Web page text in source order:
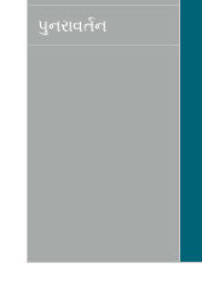
પુનરાવર્તન